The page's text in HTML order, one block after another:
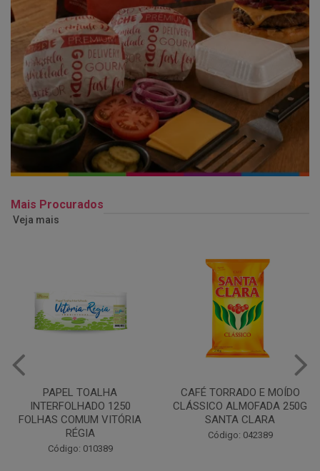
Mais Procurados
Veja mais
CAFÉ TORRADO E MOÍDO
CLÁSSICO ALMOFADA 250G
SANTA CLARA
Código: 042389
Copo Plástico Branco 180ml
Pacote c/100 - Cristalcopo
Código: 031413